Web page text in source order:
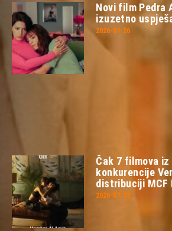
Novi film Pedra
izuzetno
2026-07-26
Čak 7 filmova
konkurencije
distribuciji MCF
2026-07-23